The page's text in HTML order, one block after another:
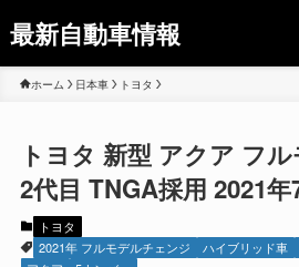
最新自動車情報
ホーム 日本車 トヨタ
トヨタ 新型 アクア フ
2代目 TNGA採用 2021
トヨタ
2021年 フルモデルチェンジ
ハイブリッド車